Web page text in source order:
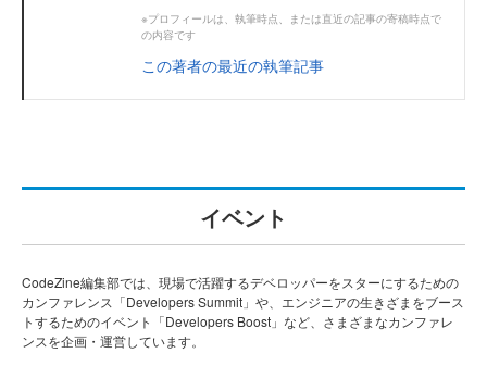
※プロフィールは、執筆時点、または直近の記事の寄稿時点で
の内容です
この著者の最近の執筆記事
イベント
CodeZine編集部では、現場で活躍するデベロッパーをスターにするための
カンファレンス「Developers Summit」や、エンジニアの生きざまをブース
トするためのイベント「Developers Boost」など、さまざまなカンファレ
ンスを企画・運営しています。